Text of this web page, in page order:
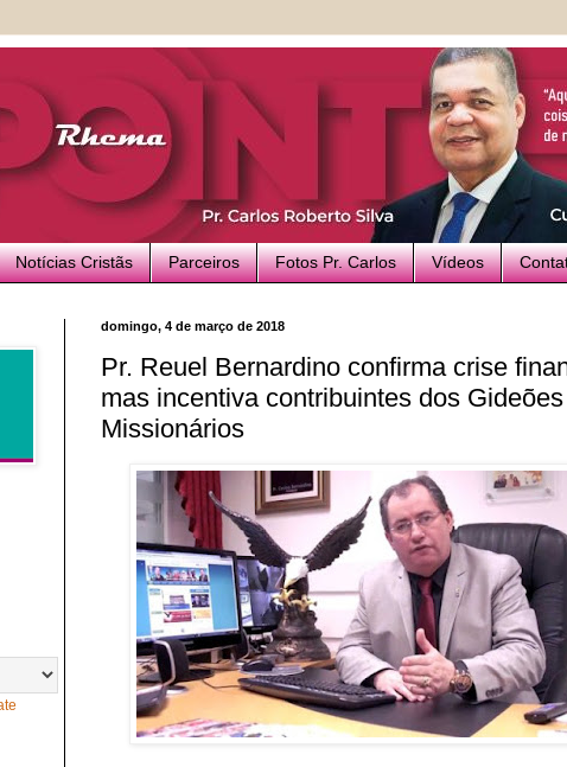
Notícias Cristãs Parceiros Fotos Pr. Carlos Vídeos
domingo, 4 de março de 2018
Pr. Reuel Bernardino confirma crise
mas incentiva contribuintes dos Gideões
Missionários